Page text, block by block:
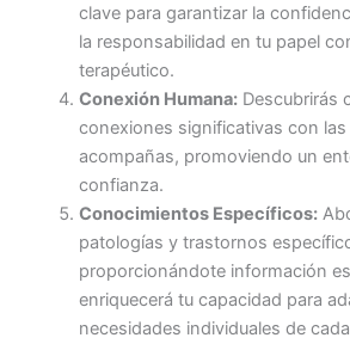
clave para garantizar la
la responsabilidad en tu papel
terapéutico.
Conexión Humana: Descubrirás
conexiones significativas con
acompañas, promoviendo un
confianza.
Conocimientos Específicos:
patologías y trastornos
proporcionándote información
enriquecerá tu capacidad para
necesidades individuales de